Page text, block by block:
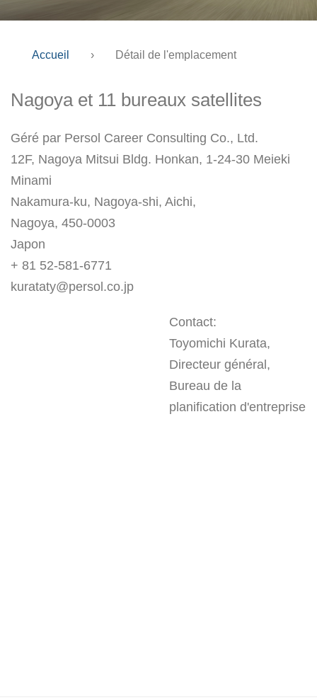
Accueil › Détail de l'emplacement
Nagoya et 11 bureaux satellites
Géré par Persol Career Consulting Co., Ltd.
12F, Nagoya Mitsui Bldg. Honkan, 1-24-30 Meieki
Minami
Nakamura-ku, Nagoya-shi, Aichi,
Nagoya, 450-0003
Japon
+ 81 52-581-6771
kurataty@persol.co.jp
Contact:
Toyomichi Kurata,
Directeur général,
Bureau de la
planification d'entreprise